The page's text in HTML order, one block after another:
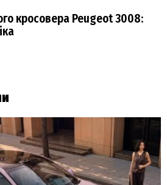
кросовера Peugeot 3008: